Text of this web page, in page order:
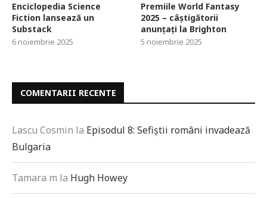
Enciclopedia Science
Fiction lansează un
Substack
6 noiembrie 2025
Premiile World Fantasy
2025 – câștigătorii
anunțați la Brighton
5 noiembrie 2025
COMENTARII RECENTE
Lascu Cosmin la Episodul 8: Sefiștii români invadează
Bulgaria
Tamara m la Hugh Howey